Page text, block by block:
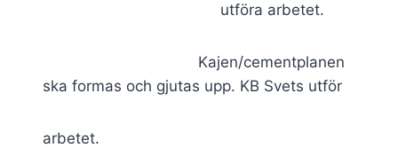
utföra arbetet.
Kajen/cementplanen
ska formas och gjutas upp. KB Svets utför
arbetet.